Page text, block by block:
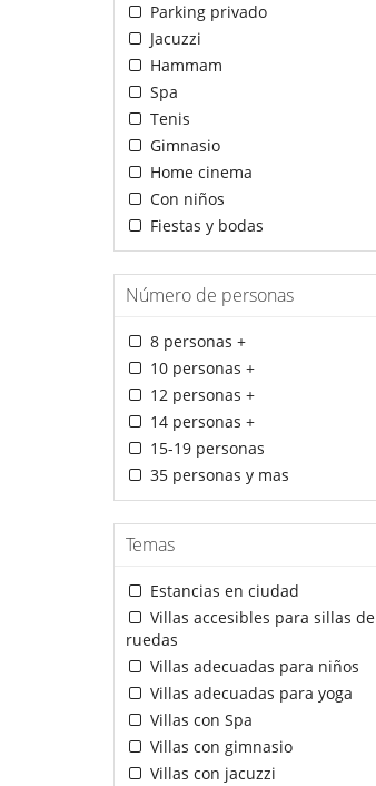
Parking privado
Jacuzzi
Hammam
Spa
Tenis
Gimnasio
Home cinema
Con niños
Fiestas y bodas
Número de personas
8 personas +
10 personas +
12 personas +
14 personas +
15-19 personas
35 personas y mas
Temas
Estancias en ciudad
Villas accesibles para sillas de
ruedas
Villas adecuadas para niños
Villas adecuadas para yoga
Villas con Spa
Villas con gimnasio
Villas con jacuzzi